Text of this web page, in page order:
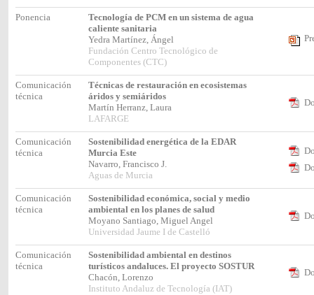
Ponencia
Tecnología de PCM en un sistema de agua
caliente sanitaria
Yedra Martínez, Ángel
Fundación Centro Tecnológico de
Componentes (CTC)
Comunicación
técnica
Técnicas de restauración en ecosistemas
áridos y semiáridos
Martín Herranz, Laura
LAFARGE
Comunicación
técnica
Sostenibilidad energética de la EDAR
Murcia Este
Navarro, Francisco J.
Aguas de Murcia
Comunicación
técnica
Sostenibilidad económica, social y medio
ambiental en los planes de salud
Moyano Santiago, Miguel Angel
Universidad Jaume I de Castelló
Comunicación
técnica
Sostenibilidad ambiental en destinos
turísticos andaluces. El proyecto SOSTUR
Chacón, Lorenzo
Instituto Andaluz de Tecnología (IAT)